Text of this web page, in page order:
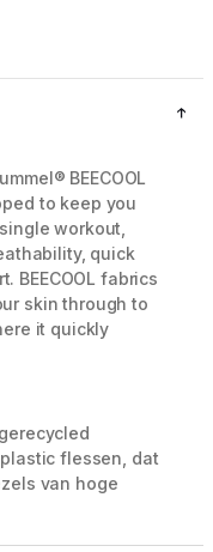
BEECOOL
to keep you
workout,
quick
BEECOOL fabrics
skin through to
it quickly
flessen, dat
van hoge